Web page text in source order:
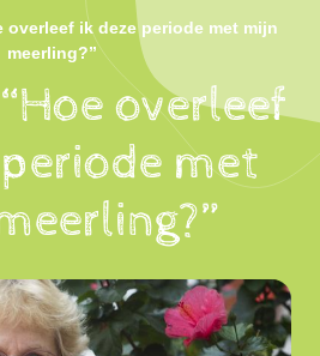
overleef ik deze periode met mijn
meerling?”
overleef
met